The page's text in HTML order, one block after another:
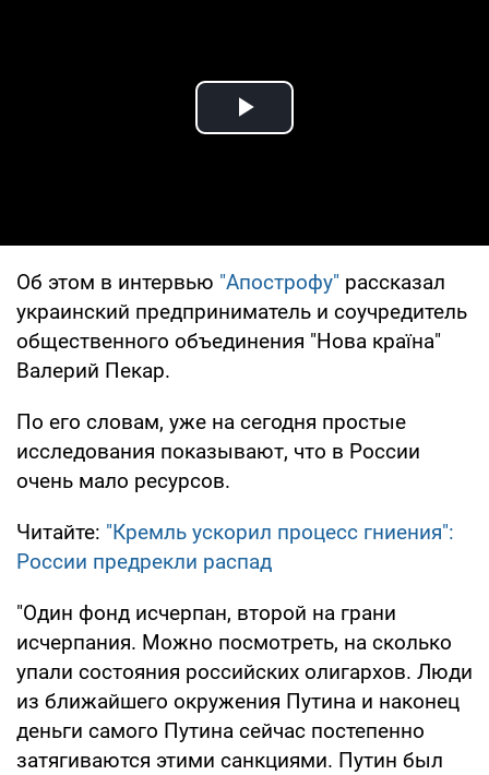
Play Video
Об этом в интервью "Апострофу" рассказал
украинский предприниматель и соучредитель
общественного объединения "Нова країна"
Валерий Пекар.
По его словам, уже на сегодня простые
исследования показывают, что в России
очень мало ресурсов.
Читайте: "Кремль ускорил процесс гниения":
России предрекли распад
"Один фонд исчерпан, второй на грани
исчерпания. Можно посмотреть, на сколько
упали состояния российских олигархов. Люди
из ближайшего окружения Путина и наконец
деньги самого Путина сейчас постепенно
затягиваются этими санкциями. Путин был